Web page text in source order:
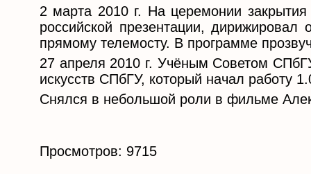
2 марта 2010 г. На церемонии
российской презентации,
прямому телемосту. В программе
27 апреля 2010 г. Учёным Советом
искусств СПбГУ, который начал работу
Снялся в небольшой роли в фильме
Просмотров: 9715